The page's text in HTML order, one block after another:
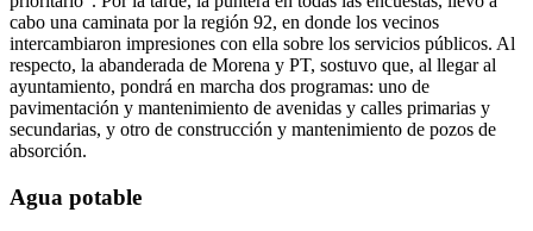
cabo una caminata por la región 92, en donde los vecinos
intercambiaron impresiones con ella sobre los servicios públicos. Al
respecto, la abanderada de Morena y PT, sostuvo que, al llegar al
ayuntamiento, pondrá en marcha dos programas: uno de
pavimentación y mantenimiento de avenidas y calles primarias y
secundarias, y otro de construcción y mantenimiento de pozos de
absorción.
Agua potable